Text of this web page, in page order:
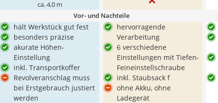
ca. 4,0 m
Vor- und Nachteile
hält Werkstück gut fest
besonders präzise
akurate Höhen-
Einstellung
inkl. Transportkoffer
Revolveranschlag muss
bei Erstgebrauch justiert
werden
hervorragende
Verarbeitung
6 verschiedene
Einstellungen mit Tiefen-
Feineinstellschraube
inkl. Staubsack f
ohne Akku, ohne
Ladegerät